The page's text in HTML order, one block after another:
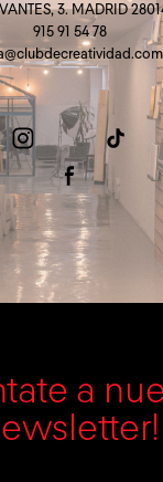
3. MADRID
915 91 54 78
a